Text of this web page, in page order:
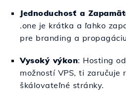
Jednoduchosť a
.one je krátka a ľahko
pre branding a
Vysoký výkon: Hosting
možností VPS, ti zaručuje
škálovateľné stránky.